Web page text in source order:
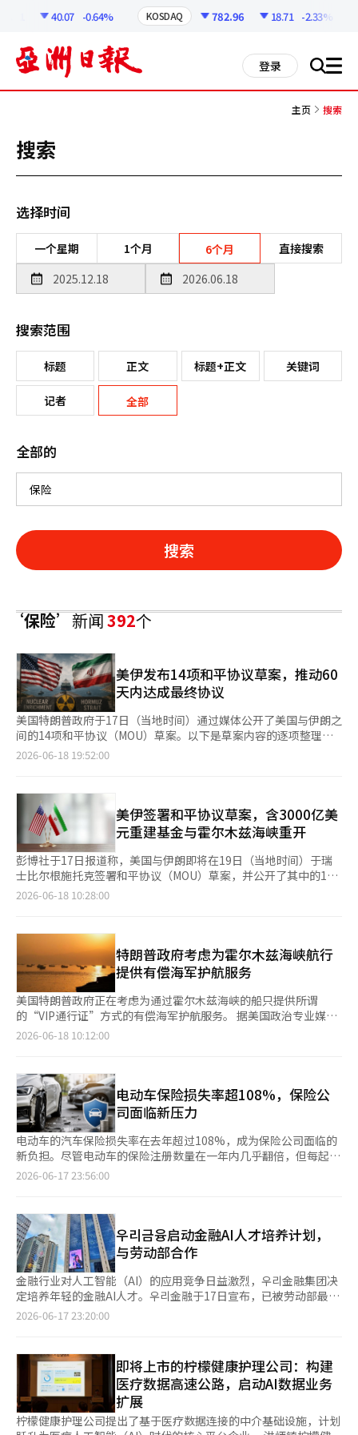
40.07 -0.64% KOSDAQ 782.96 18.71 -2.33%
登录 搜 all
主页 搜索
搜索
选择时间
一个星期 1个月 6个月 直接搜索
搜索范围
标题 正文 标题+正文 关键词
记者 全部
全部的
搜索
‘保险’新闻392个
美伊发布14项和平协议草案，推动60
天内达成最终协议
美国特朗普政府于17日（当地时间）通过媒体公开了美国与伊朗之
间的14项和平协议（MOU）草案。以下是草案内容的逐项整理。 -
美国、伊朗及其现有战争的盟国将在MOU签署后立即且永久性地
和领土完整，不干涉对方内政。 - 双方将为在最多60天内达成最终
协议而进行谈判，若双方同意，可延长该期限。 - MOU签署后，美
国将开始解除对伊朗的海上封锁和干扰措施，并在30天内完全恢复
通航。最终协议达成后，30天内美军将撤离伊朗附近。 - 伊朗在
MOU签署后60天内将努力无偿保障波斯湾与阿曼湾之间商业船舶
的安全通航。船舶通航将立即恢复，并在30天内通过消除技术和军
事障碍及扫雷等措施实现正常化。 - 美国将与地区伙伴共同制定至
少3000亿美元规模的伊朗重建与经济发展计划。该计划的实施方
可和豁免措施将由美国提供。 - 美国将根据最终协议的时间表，结
束包括联合国安全理事会决议、国际原子能机构（IAEA）理事会
决议及美国的一、二次制裁在内的所有对伊朗的制裁。 - 伊朗重申
不采购或开发核武器的立场。双方达成一致处理伊朗铀浓缩库存的
方式，最低限度是在国际原子能机构（IAEA）监督下在伊朗境内
进行低浓缩。铀浓缩问题及伊朗核需求相关事项将在最终协议中处
理。 - 在最终协议达成之前，双方承诺维持现状。伊朗将维持核计
划的现状，美国则不再施加新制裁或向该地区增派部队。 - 美国财
伊朗原油及石油产品和相关服务。这包括银行交易、保险、运输
等。 - 美国将在MOU实施时，允许伊朗的冻结或限制资金和资产使
用。资金解冻程序将在谈判过程中达成共识，相关资金将支付给伊
朗中央银行指定的最终受益人。 - 双方将建立执行程序，以检查
MOU的实施及未来最终协议的遵守情况。 - 在MOU签署后，海上
封锁解除、通航恢复、制裁豁免、冻结资产使用等核心条款的实施
开始并持续进行的条件下，双方将开始对其余条款的最终协议谈
判。 - 最终协议将通过具有约束力的联合国安全理事会决议获得批
2026-06-18 19:52:00
美伊签署和平协议草案，含3000亿美
元重建基金与霍尔木兹海峡重开
彭博社于17日报道称，美国与伊朗即将在19日（当地时间）于瑞
士比尔根施托克签署和平协议（MOU）草案，并公开了其中的14
条内容。该协议包括双方全面停火、霍尔木兹海峡重开以及3000
同时，宣布在包括黎巴嫩在内的所有战线立即且永久地结束战争。
双方承诺不再对彼此采取任何敌对行为，并克制使用武力或威胁。
最终协议将确认本条款及其他条款的内容。 第2条 伊朗与美国将尊
重彼此的主权和领土完整，并不干涉对方的内政。 第3条 伊朗与美
国将在60天内通过谈判达成最终协议，该期限可根据双方同意延
长。 第4条 美国将在MOU签署后立即解除海上封锁，并不对伊朗
进行任何干涉或阻碍。此外，美国将在30天内将海上交通恢复至战
争前水平，船舶通行量应与伊朗战前的通行规模相当。美国将在最
MOU签署后立即采取必要措施，消除技术障碍和解除水雷，以确
保在30天内恢复波斯湾和阿曼湾的商船航行至战争前水平。 第6条
美国将与地区伙伴共同制定伊朗重建和经济发展的综合计划。该计
划需双方达成一致，并确保至少3000亿美元的资金支持。具体实
施机制将在60天内作为最终协议的一部分制定。 第7条 美国承诺根
据最终协议的安排解除伊朗面临的所有制裁。这包括联合国安全理
事会决议、国际原子能机构（IAEA）理事会决议以及美国的所有
单边制裁，涵盖第一轮和第二轮制裁。 第8条 伊朗重申不会制造核
包括浓缩物质处理问题和伊朗的核需求。最终协议将确认本条款的
内容。 第9条 伊朗与美国同意在最终协议达成之前维持现状。因
此，伊朗将保持其核计划的现状，而美国不会对伊朗施加新的制裁
或增加地区军力。 第10条 美国承诺在MOU签署后至制裁解除期
间，财政部将对伊朗原油、石化产品及其衍生品的出口，以及银
行、保险、运输等相关服务全面免除制裁。 第11条 美国将根据与
伊朗谈判进展，解除伊朗被冻结或限制的资金和资产，以便其完全
使用。该资金应可用于伊朗中央银行指定的最终受益者的支付，美
开始，并在获得持续执行的保证后，伊朗与美国将仅就其余条款进
行最终协议的谈判。 第14条 最终协议将通过联合国安全理事会的
约束性决议获得批准。※ 本报道经人工智能（AI）系统翻译与编
辑。
2026-06-18 10:28:00
特朗普政府考虑为霍尔木兹海峡航行
提供有偿海军护航服务
美国特朗普政府正在考虑为通过霍尔木兹海峡的船只提供所谓
的“VIP通行证”方式的有偿海军护航服务。 据美国政治专业媒体
《政治报》16日报道，特朗普政府官员正在讨论重新激活通过霍尔
幕僚长苏茜·怀尔斯要求相关人员制定方案，以说服船东在美国与
伊朗进行和平谈判的情况下，冒险通过霍尔木兹海峡。 《政治
报》表示，目前讨论的焦点集中在保险问题上。由于伊朗对船只的
攻击，保险公司对霍尔木兹海峡航行的保障变得犹豫不决，导致船
东无法恢复航行。 一位匿名人士表示：“除了少数有限的例外，
所有航行都违反了保险条款。”他补充说，正在寻找促使保险公司
重新提供保障的方案。另一位人士提到：“有讨论向美国支付费用
以获得快速护航通行的方案，这类似于为船只贴上VIP通行证。”
与。一位前美国政府官员表示，当前在法国举行的七国集团
（G7）会议期间，这一讨论正在进行，并指出美国不应完全承担
海湾地区的海上安全负担。 该官员解释说，这一构想旨在施压法
国和英国等欧洲海军更积极参与海湾地区的海上安全，并增加威慑
力，以防止伊朗违约或将霍尔木兹海峡作为长期施压的手段。 特
朗普政府在3月份也开始为可能尝试通过霍尔木兹海峡的船东提供
200亿美元的“政治保险”，但实际参与情况不佳。由于伊朗利用
导弹、无人机和小型船只攻击船只，船东不愿意将数百万美元的船
取霍尔木兹海峡的通行费。他当时对记者说：“我们收取通行费怎
么样？为什么不可以？我们是赢家，我们赢了。” 还讨论了利用
《国防物资生产法》（DPA）强制美国本土的保险公司为通过霍尔
木兹海峡的船只提供保险的方案。然而，《政治报》采访的相关人
士表示，目前讨论的想法中没有最终确定的方案。 根据原材料信
息公司凯普勒的数据显示，目前在波斯湾停泊的船只接近500艘，
2026-06-18 10:12:00
电动车保险损失率超108%，保险公
司面临新压力
电动车的汽车保险损失率在去年超过108%，成为保险公司面临的
新负担。尽管电动车的保险注册数量在一年内几乎翻倍，但每起事
故的损失金额却达到了内燃机车的1.7倍。随着环保车的普及，保
汽车保险损失率在去年达到了108.4%，比前一年（103.1%）上升
了5.3个百分点。与内燃机车的损失率（87.2%）相比，高出21.2
个百分点。通常，汽车保险的损失率在80%左右被视为盈亏平衡
点，而目前的损失率远高于此。 电动车配备了高压电池、电子控
制装置和传感器等高价部件，维修周期也较长，因此每起事故的损
失金额普遍高于内燃机车。特别是车辆底部的电池，容易因碰撞路
缘石、减速带或道路设施而受损，导致更频繁的更换。 根据保险
开发院的数据，电动车每起事故的平均损失金额为341万元，而内
灾或爆炸事故时，电动车的平均损失金额为1668万元，远高于内
燃机车的726万元。此外，由于电动车的低噪音和快速加速性能，
导致其涉及的人身事故比例相对较高。 问题在于，随着电动车的
普及，保险公司的损失负担也在加重。电动车的保险注册数量从
2023年的26万9000辆增加到去年的51万6000辆，几乎翻了一番。
在此期间，电动车的保险损失率也从90%上升到超过100%。 预计
2026-06-17 23:56:00
우리금융启动金融AI人才培养计划，
与劳动部合作
金融行业对人工智能（AI）的应用竞争日益激烈，우리金融集团决
定培养年轻的金融AI人才。우리金融于17日宣布，已被劳动部最终
选定为“K-新政学院”的运营机构。K-新政学院是劳动部主办的青
（IT）学院”。该学院将由우리金融控股、우리银行、우리投资证
券、东洋生命、ABL生命保险、우리卡、우리FIS、우리金融未来基
金等8家集团公司共同参与。培训课程总时长为600小时，其中包
括数字职业能力开发（416小时）和对金融行业的全面理解（184
小时）。우리金融还根据最新趋势，在培训课程中新增了“人工智
2026-06-17 23:20:00
即将上市的柠檬健康护理公司：构建
医疗数据高速公路，启动AI数据业务
扩展
柠檬健康护理公司提出了基于医疗数据连接的中介基础设施，计划